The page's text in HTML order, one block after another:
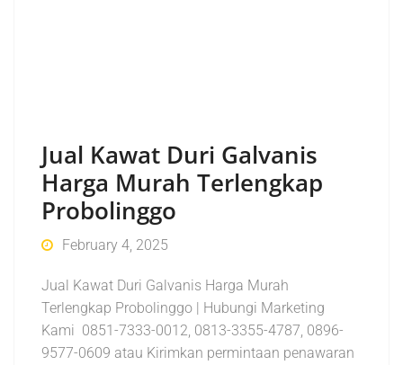
Jual Kawat Duri Galvanis
Harga Murah Terlengkap
Probolinggo
February 4, 2025
Jual Kawat Duri Galvanis Harga Murah
Terlengkap Probolinggo | Hubungi Marketing
Kami 0851-7333-0012, 0813-3355-4787, 0896-
9577-0609 atau Kirimkan permintaan penawaran